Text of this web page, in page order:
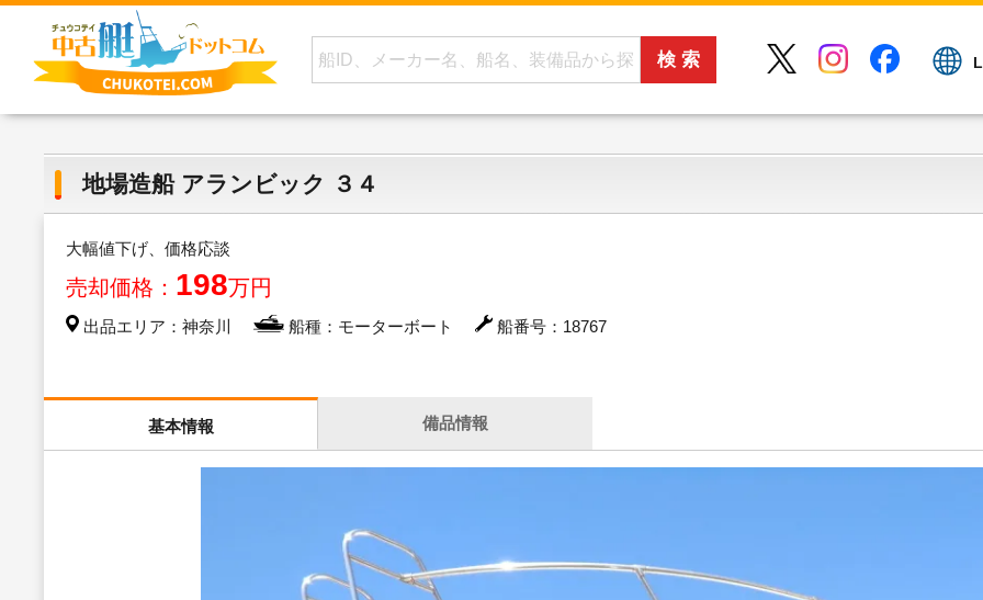
地場造船 アランビック ３４
大幅値下げ、価格応談
売却価格： 198万円
出品エリア：神奈川 船種：モーターボート 船番号：18767
基本情報 備品情報